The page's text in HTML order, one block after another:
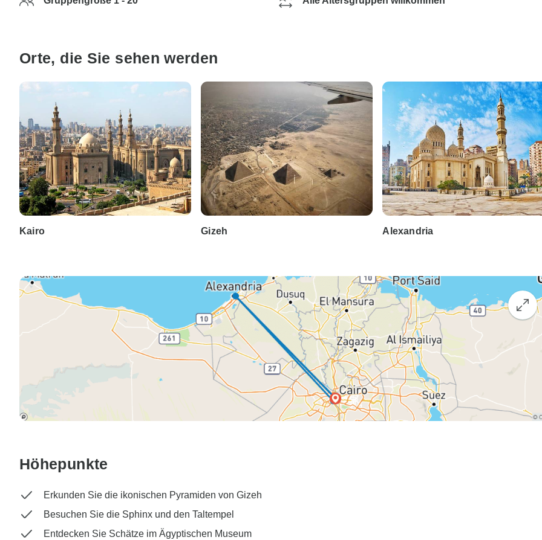
Orte, die Sie sehen werden
Kairo Gizeh Alexandria
Höhepunkte
Erkunden Sie die ikonischen Pyramiden von Gizeh
Besuchen Sie die Sphinx und den Taltempel
Entdecken Sie Schätze im Ägyptischen Museum